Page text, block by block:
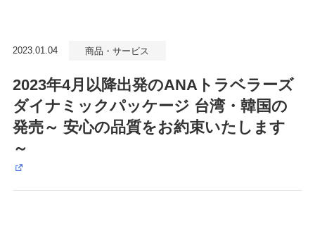
2023.01.04 商品・サービス
2023年4月以降出発のANAトラベラーズ
ダイナミックパッケージ 台湾・韓国の
発売～ 安心の品質をお約束いたします
～